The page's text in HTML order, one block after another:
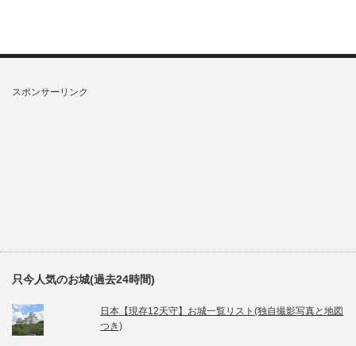
スポンサーリンク
只今人気のお城(過去24時間)
日本【現存12天守】お城一覧リスト(独自撮影写真と地図
つき)